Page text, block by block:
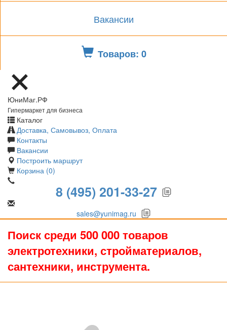
Вакансии
Товаров: 0
ЮниМаг.РФ
Гипермаркет для бизнеса
Каталог
Доставка, Самовывоз, Оплата
Контакты
Вакансии
Построить маршрут
Корзина (0)
8 (495) 201-33-27
sales@yunimag.ru
Поиск среди 500 000 товаров
электротехники, стройматериалов,
сантехники, инструмента.